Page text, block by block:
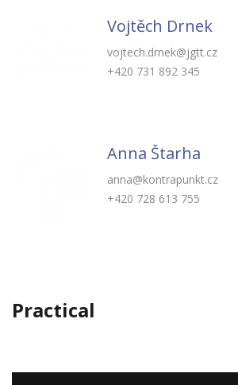
Vojtěch Drnek
vojtech.drnek@jgtt.cz
+420 731 892 345
Anna Štarha
anna@kontrapunkt.cz
+420 728 613 755
Practical